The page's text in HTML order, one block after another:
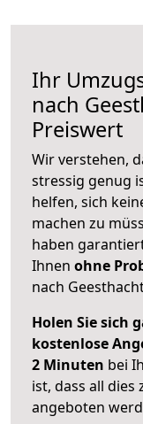
Ihr
nach
Preiswert
Wir verstehen,
stressig genug
helfen, sich
machen zu
haben
Ihnen ohne
nach
Holen Sie sich
kostenlose
2 Minuten bei
ist, dass all dies
angeboten